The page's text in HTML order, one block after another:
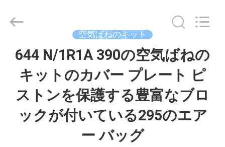
2026
GUANGZHOU
空気ばねのキット
644 N/1R1A 390の空気ばねの
キットのカバー プレート ピ
ストンを保護する豊富なブロ
ックが付いている295のエア
ー バッグ